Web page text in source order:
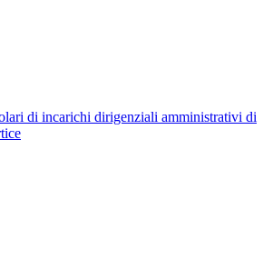
di incarichi dirigenziali amministrativi di